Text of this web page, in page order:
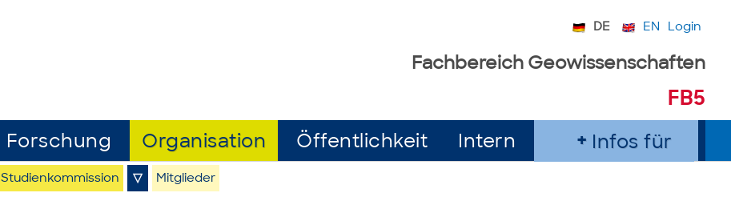
DE EN Login
Fachbereich Geowissenschaften
FB5
Forschung Organisation Öffentlichkeit Intern Infos für
Studienkommission ▽ Mitglieder